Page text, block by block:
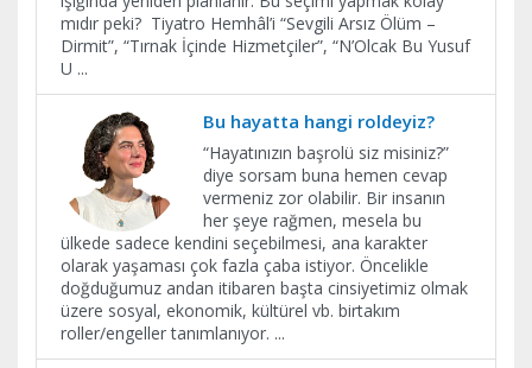
mıdır peki? Tiyatro Hemhâl’i “Sevgili Arsız Ölüm –
Dirmit”, “Tırnak İçinde Hizmetçiler”, “N’Olcak Bu Yusuf
U ...
Bu hayatta hangi roldeyiz?
“Hayatınızın başrolü siz misiniz?”
diye sorsam buna hemen cevap
vermeniz zor olabilir. Bir insanın
her şeye rağmen, mesela bu
ülkede sadece kendini seçebilmesi, ana karakter
olarak yaşaması çok fazla çaba istiyor. Öncelikle
doğduğumuz andan itibaren başta cinsiyetimiz olmak
üzere sosyal, ekonomik, kültürel vb. birtakım
roller/engeller tanımlanıyor. ...